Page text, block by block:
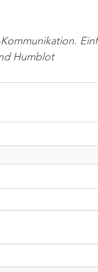
Humblot